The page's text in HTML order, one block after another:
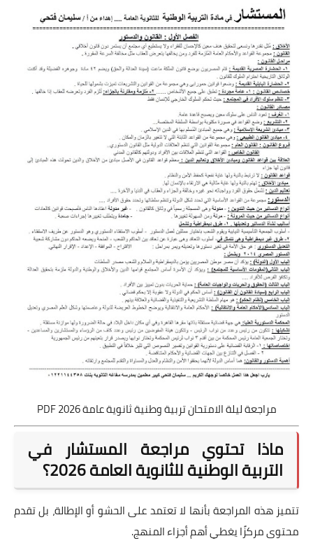
مراجعة ليلة الامتحان تربية وطنية ثانوية عامة 2026 PDF
ماذا تحتوي مراجعة المستشار في
التربية الوطنية للثانوية العامة 2026؟
تتميز هذه المراجعة بأنها لا تعتمد على الحشو أو الإطالة، بل تقدم
محتوى مركزًا يغطي أهم أجزاء المنهج.